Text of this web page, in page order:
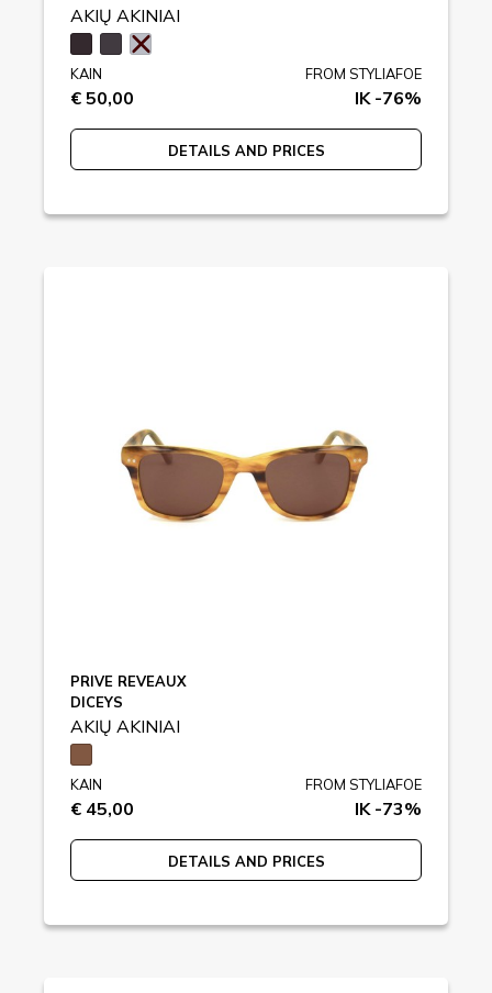
AKIŲ AKINIAI
KAIN
€ 50,00
FROM STYLIAFOE
IK -76%
DETAILS AND PRICES
PRIVE REVEAUX
DICEYS
AKIŲ AKINIAI
KAIN
€ 45,00
FROM STYLIAFOE
IK -73%
DETAILS AND PRICES